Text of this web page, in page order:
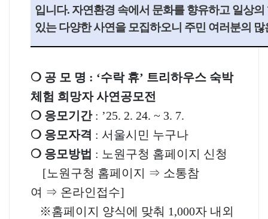
입니다. 자연환경 속에서 문화를 향유하고 일상의
있는 다양한 사연을 모집하오니 주민 여러분의
❍ 공 모 명 : ‘수락 휴’ 트리하우스 숙박
체험 희망자 사연공모전
❍ 응모기간 : ’25. 2. 24. ~ 3. 7.
❍ 응모자격 : 서울시민 누구나
❍ 응모방법 : 노원구청 홈페이지 신청
[노원구청 홈페이지 ⇒ 소통참
여 ⇒ 온라인접수]
※홈페이지 양식에 맞춰 1,000자 내외